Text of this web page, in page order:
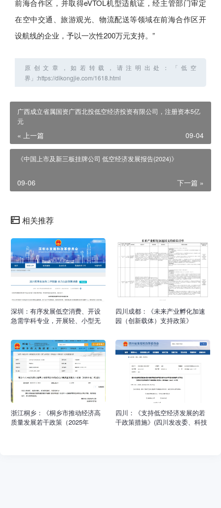
前海合作区，并取得eVTOL机型适航证，经主管部门审定
在空中交通、旅游观光、物流配送等领域在前海合作区开
设航线的企业，予以一次性200万元支持。”
原创文章，如若转载，请注明出处：「低空
界」:https://dikongjie.com/1618.html
广西成立省属国资广西北投低空经济投资有限公司，注册资本5亿
元
« 上一篇 09-04
《中国上市及新三板挂牌公司 低空经济发展报告(2024)》
下一篇 »
09-06
相关推荐
深圳：有序发展低空消费、开设
急需学科专业，开展轻、小型无
飞行空域，建设一批低空飞行场
景应用示范点
四川成都：《未来产业孵化加速
园（创新载体）支持政策》
浙江桐乡：《桐乡市推动经济高
质量发展若干政策（2025年
四川：《支持低空经济发展的若
干政策措施》(四川发改委、科技